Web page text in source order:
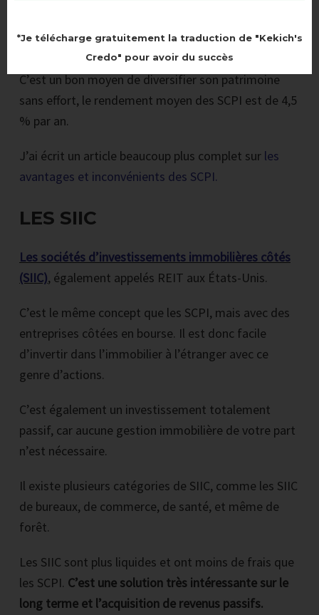
Vous bénéficiez également des dividendes, qui
par la SCPI.
C’est un bon moyen de diversifier son patrimoine
sans effort, le rendement moyen des SCPI est de 4,5
% par an.
J’ai écrit un article beaucoup plus complet sur les
avantages et inconvénients des SCPI.
LES SIIC
Les sociétés d’investissements immobilières côtés
(SIIC), également appelés REIT aux États-Unis.
C’est le même concept que les SCPI, mais avec des
entreprises côtées en bourse. Il est donc facile
d’invertir dans l’immobilier à l’étranger avec ce
genre d’actions.
C’est également un investissement totalement
passif, car aucune gestion immobilière de votre part
n’est nécessaire.
Il existe plusieurs catégories de SIIC, comme les SIIC
de bureaux, de commerce, de santé, et même de
forêt.
Les SIIC sont plus liquides et ont moins de frais que
les SCPI. C’est une solution très intéressante sur le
long terme et l’acquisition de revenus passifs.
*Je télécharge gratuitement la traduction de "Kekich's
Credo" pour avoir du succès